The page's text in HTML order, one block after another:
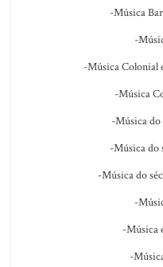
-Música
-
-Música Colonial
-Música
-Música
-Música do
-Música do
-
-Música
-